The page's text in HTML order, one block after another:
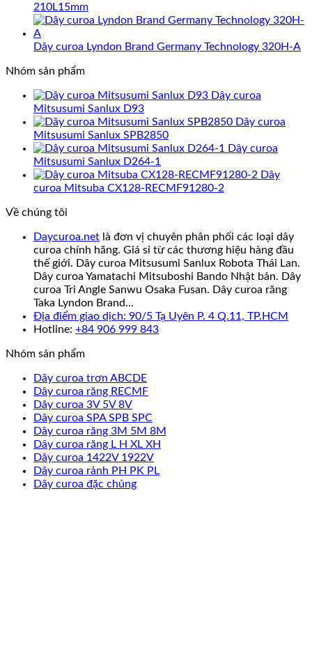
210L15mm
Dây curoa Lyndon Brand Germany Technology 320H-A
Nhóm sản phẩm
Dây curoa
Mitsusumi Sanlux D93
Dây curoa
Mitsusumi Sanlux SPB2850
Dây curoa
Mitsusumi Sanlux D264-1
Dây
curoa Mitsuba CX128-RECMF91280-2
Về chúng tôi
Daycuroa.net là đơn vị chuyên phân phối các loại dây
curoa chính hãng. Giá sỉ từ các thương hiệu hàng đầu
thế giới. Dây curoa Mitsusumi Sanlux Robota Thái Lan.
Dây curoa Yamatachi Mitsuboshi Bando Nhật bản. Dây
curoa Tri Angle Sanwu Osaka Fusan. Dây curoa răng
Taka Lyndon Brand...
Địa điểm giao dịch: 90/5 Tạ Uyên P. 4 Q.11, TP.HCM
Hotline: +84 906 999 843
Nhóm sản phẩm
Dây curoa trơn ABCDE
Dây curoa răng RECMF
Dây curoa 3V 5V 8V
Dây curoa SPA SPB SPC
Dây curoa răng 3M 5M 8M
Dây curoa răng L H XL XH
Dây curoa 1422V 1922V
Dây curoa rảnh PH PK PL
Dây curoa đặc chủng